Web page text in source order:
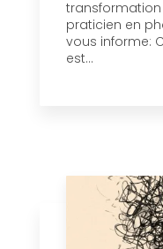
praticien en
vous informe:
est...